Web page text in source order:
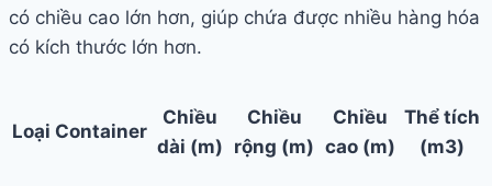
có chiều cao lớn hơn, giúp chứa được nhiều hàng hóa
có kích thước lớn hơn.
Loại Container
Chiều
dài (m)
Chiều
rộng (m)
Chiều
cao (m)
Thể tích
(m3)